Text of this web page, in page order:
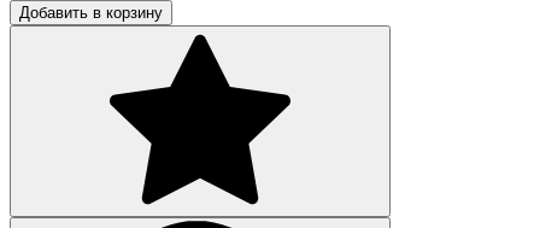
Добавить в корзину